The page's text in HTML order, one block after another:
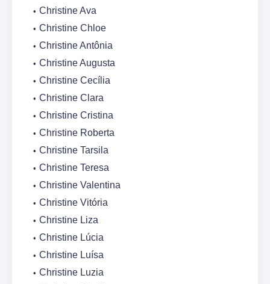
Christine Ava
Christine Chloe
Christine Antônia
Christine Augusta
Christine Cecília
Christine Clara
Christine Cristina
Christine Roberta
Christine Tarsila
Christine Teresa
Christine Valentina
Christine Vitória
Christine Liza
Christine Lúcia
Christine Luísa
Christine Luzia